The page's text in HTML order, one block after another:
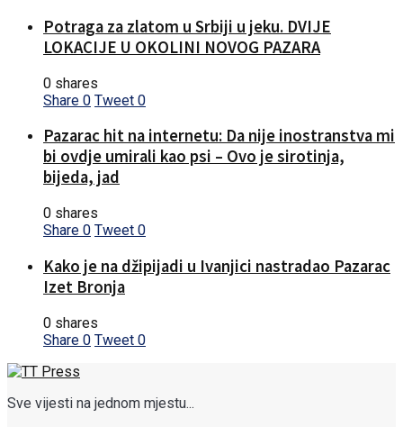
Potraga za zlatom u Srbiji u jeku. DVIJE
LOKACIJE U OKOLINI NOVOG PAZARA
0 shares
Share 0 Tweet 0
Pazarac hit na internetu: Da nije inostranstva mi
bi ovdje umirali kao psi – Ovo je sirotinja,
bijeda, jad
0 shares
Share 0 Tweet 0
Kako je na džipijadi u Ivanjici nastradao Pazarac
Izet Bronja
0 shares
Share 0 Tweet 0
Sve vijesti na jednom mjestu...